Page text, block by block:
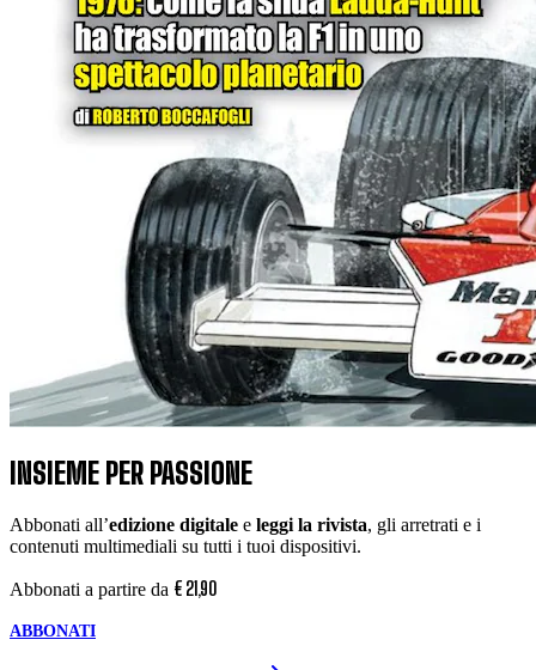
INSIEME PER PASSIONE
Abbonati all’edizione digitale e leggi la rivista, gli arretrati e i
contenuti multimediali su tutti i tuoi dispositivi.
Abbonati a partire da € 21,90
ABBONATI